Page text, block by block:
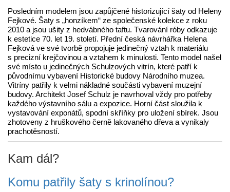
Posledním modelem jsou zapůjčené historizující šaty od Heleny
Fejkové. Šaty s „honzíkem“ ze společenské kolekce z roku
2010 a jsou ušity z hedvábného taftu. Tvarování róby odkazuje
k estetice 70. let 19. století. Přední česká návrhářka Helena
Fejková ve své tvorbě propojuje jedinečný vztah k materiálu
s precizní krejčovinou a vztahem k minulosti. Tento model našel
své místo u jedinečných Schulzových vitrín, které patří k
původnímu vybavení Historické budovy Národního muzea.
Vitríny patřily k velmi nákladné součásti vybavení muzejní
budovy. Architekt Josef Schulz je navrhoval vždy pro potřeby
každého výstavního sálu a expozice. Horní část sloužila k
vystavování exponátů, spodní skříňky pro uložení sbírek. Jsou
zhotoveny z hruškového černě lakovaného dřeva a vynikaly
prachotěsností.
Kam dál?
Komu patřily šaty s krinolínou?